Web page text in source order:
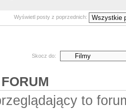
Wyświetl posty z poprzednich:
Skocz do:
to